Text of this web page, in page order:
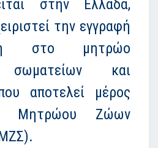
στην Ελλάδα,
την εγγραφή
στο μητρώο
σωματείων και
αποτελεί μέρος
Μητρώου Ζώων